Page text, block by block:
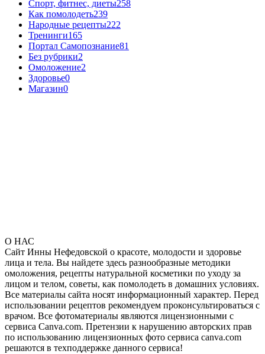
Спорт, фитнес, диеты258
Как помолодеть239
Народные рецепты222
Тренинги165
Портал Самопознание81
Без рубрики2
Омоложение2
Здоровье0
Магазин0
О НАС
Сайт Инны Нефедовской о красоте, молодости и здоровье
лица и тела. Вы найдете здесь разнообразные методики
омоложения, рецепты натуральной косметики по уходу за
лицом и телом, советы, как помолодеть в домашних условиях.
Все материалы сайта носят информационный характер. Перед
использовании рецептов рекомендуем проконсультироваться с
врачом. Все фотоматериалы являются лицензионными с
сервиса Canva.com. Претензии к нарушению авторских прав
по использованию лицензионных фото сервиса canva.com
решаются в техподдержке данного сервиса!